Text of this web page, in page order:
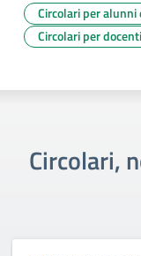
Circolari per alunni
Circolari per
Circolari,